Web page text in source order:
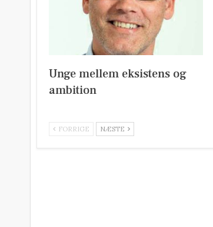
Unge mellem eksistens og
ambition
FORRIGE NÆSTE